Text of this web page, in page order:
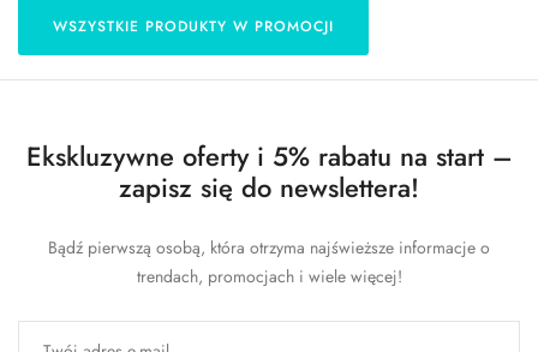
WSZYSTKIE PRODUKTY W PROMOCJI
Ekskluzywne oferty i 5% rabatu na start –
zapisz się do newslettera!
Bądź pierwszą osobą, która otrzyma najświeższe informacje o
trendach, promocjach i wiele więcej!